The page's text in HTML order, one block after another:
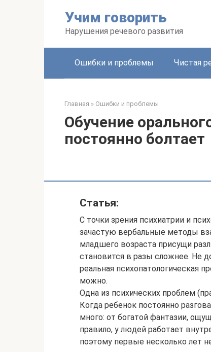
Учим говорить
Нарушения речевого развития
Ошибки и проблемы Чистая
Главная » Ошибки и проблемы
Обучение
постоянно болтает
Статья:
С точки зрения психиатрии и
зачастую вербальные методы
младшего возраста присущи
становится в разы сложнее. Не
реальная психопатологическая
можно.
Одна из психических проблем
Когда ребенок постоянно
много: от богатой фантазии,
правило, у людей работает
поэтому первые несколько лет